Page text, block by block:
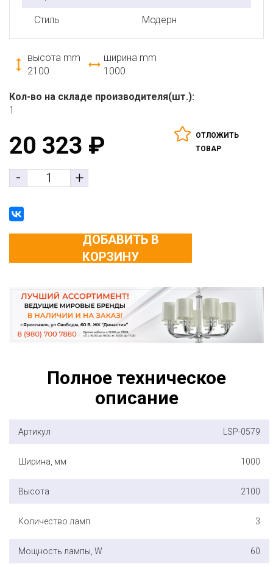
Стиль Модерн
высота mm
2100
ширина mm
1000
Кол-во на складе производителя(шт.):
1
20 323 ₽
- +
ОТЛОЖИТЬ
ТОВАР
ДОБАВИТЬ В
КОРЗИНУ
Полное техническое
описание
Артикул LSP-0579
Ширина, мм 1000
Высота 2100
Количество ламп 3
Мощность лампы, W 60